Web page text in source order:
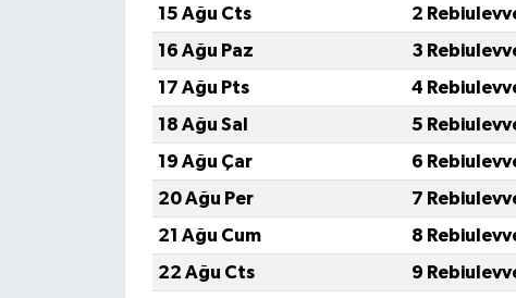
15 Ağu Cts
2
16 Ağu Paz
3
17 Ağu Pts
4
18 Ağu Sal
5
19 Ağu Çar
6
20 Ağu Per
7
21 Ağu Cum
8
22 Ağu Cts
9